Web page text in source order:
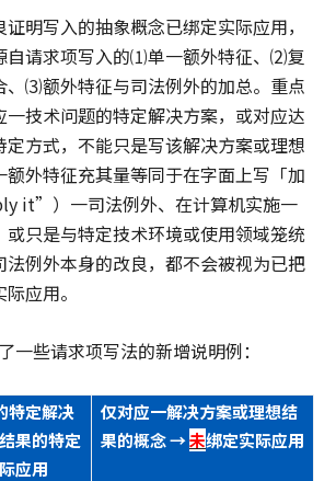
明写入的抽象概念已绑定实际应用，
自请求项写入的⑴单一额外特征、⑵复
、⑶额外特征与司法例外的加总。重点
一技术问题的特定解决方案，或对应达
定方式，不能只是写该解决方案或理想
外特征充其量等同于在字面上写「加
it”）一司法例外、在计算机实施一
或只是与特定技术环境或使用领域笼统
法例外本身的改良，都不会被视为已把
应用。
一些请求项写法的新增说明例：
特定解决
果的特定
应用
仅对应一解决方案或理想结
果的概念 →未绑定实际应用